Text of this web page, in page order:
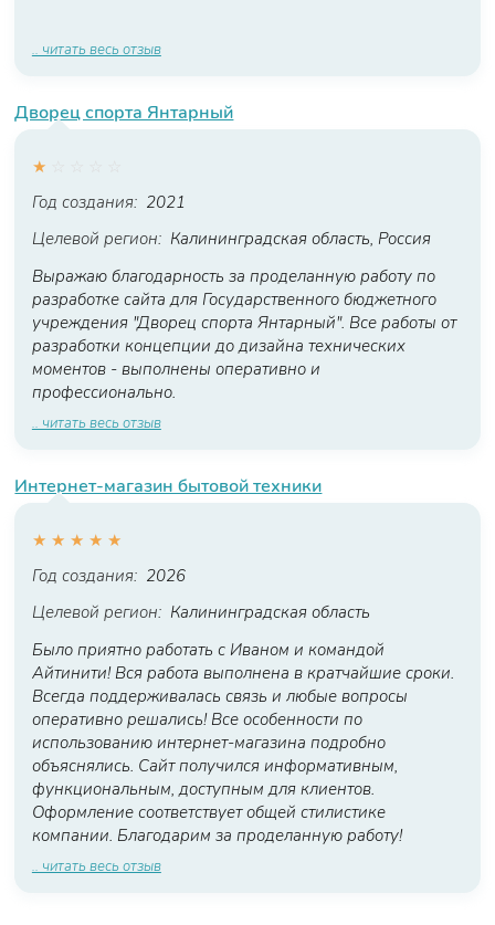
.. читать весь отзыв
Дворец спорта Янтарный
★
Год создания: 2021
Целевой регион: Калининградская область, Россия
Выражаю благодарность за проделанную работу по
разработке сайта для Государственного бюджетного
учреждения "Дворец спорта Янтарный". Все работы от
разработки концепции до дизайна технических
моментов - выполнены оперативно и
профессионально.
.. читать весь отзыв
Интернет-магазин бытовой техники
★ ★ ★ ★ ★
Год создания: 2026
Целевой регион: Калининградская область
Было приятно работать с Иваном и командой
Айтинити! Вся работа выполнена в кратчайшие сроки.
Всегда поддерживалась связь и любые вопросы
оперативно решались! Все особенности по
использованию интернет-магазина подробно
объяснялись. Сайт получился информативным,
функциональным, доступным для клиентов.
Оформление соответствует общей стилистике
компании. Благодарим за проделанную работу!
.. читать весь отзыв